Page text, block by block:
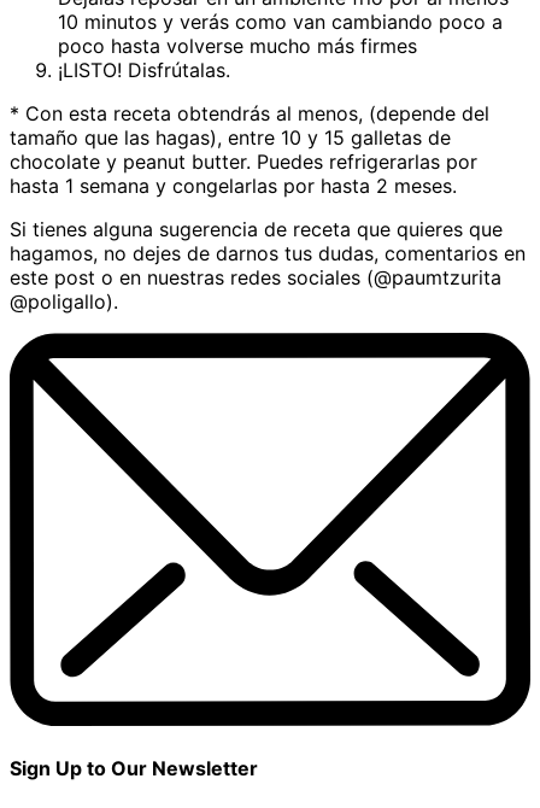
10 minutos y verás como van cambiando poco a
poco hasta volverse mucho más firmes
¡LISTO! Disfrútalas.
* Con esta receta obtendrás al menos, (depende del
tamaño que las hagas), entre 10 y 15 galletas de
chocolate y peanut butter. Puedes refrigerarlas por
hasta 1 semana y congelarlas por hasta 2 meses.
Si tienes alguna sugerencia de receta que quieres que
hagamos, no dejes de darnos tus dudas, comentarios en
este post o en nuestras redes sociales (@paumtzurita
@poligallo).
Sign Up to Our Newsletter